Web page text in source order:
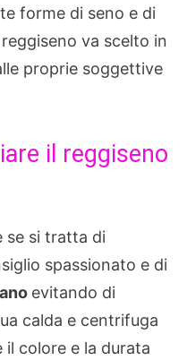
forme di seno e di
va scelto in
proprie soggettive
il reggiseno
se si tratta di
spassionato e di
evitando di
calda e centrifuga
colore e la durata